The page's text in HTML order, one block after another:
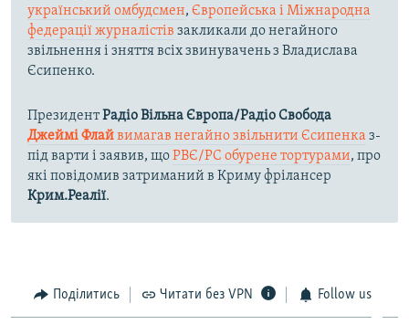
український омбудсмен, Європейська і Міжнародна
федерації журналістів закликали до негайного
звільнення і зняття всіх звинувачень з Владислава
Єсипенко.
ПрезидентРадіо Вільна Європа/Радіо Свобода
Джеймі Флайвимагав негайно звільнити Єсипенка з-
під варти і заявив, щоРВЄ/РС обурене тортурами, про
які повідомив затриманий в Криму фрілансер
Крим.Реалії.
Поділитись Читати без VPN Follow us